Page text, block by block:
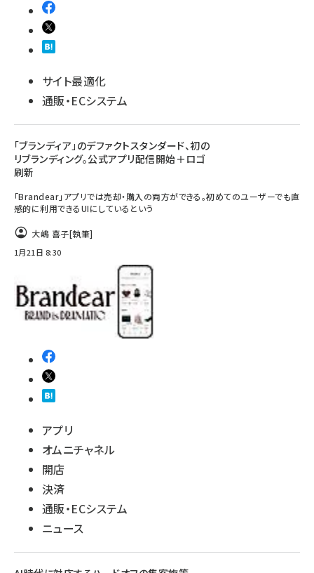
サイト最適化
通販・ECシステム
「ブランディア」のデファクトスタンダード、初の
リブランディング。公式アプリ配信開始＋ロゴ
刷新
「Brandear」アプリでは売却・購入の両方ができる。初めてのユーザーでも直
感的に利用できるUIにしているという
大嶋 喜子[執筆]
1月21日 8:30
アプリ
オムニチャネル
開店
決済
通販・ECシステム
ニュース